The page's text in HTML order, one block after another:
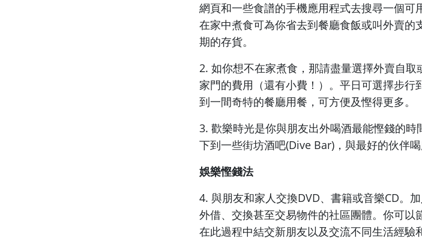
網頁和一些食譜的手機應用程式去搜尋一個可
在家中煮食可為你省去到餐廳食飯或叫外賣的
期的存貨。
2. 如你想不在家煮食，那請盡量選擇外賣自
家門的費用（還有小費！）。平日可選擇步
到一間奇特的餐廳用餐，可方便及慳得更多。
3. 歡樂時光是你與朋友出外喝酒最能慳錢的
下到一些街坊酒吧(Dive Bar)，與最好的伙伴
娛樂慳錢法
4. 與朋友和家人交換DVD、書籍或音樂CD。
外借、交換甚至交易物件的社區團體。你可
在此過程中結交新朋友以及交流不同生活經驗